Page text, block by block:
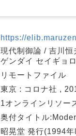
https://
現代制御論 / 吉川恒
ゲンダイ セイギョ
リモートファイル
東京 : コロナ社 ,
1オンラインリソー
奥付タイトル
昭晃堂 発行(1994